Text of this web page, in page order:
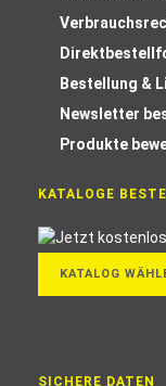
Bestellung &
Newsletter
Produkte
KATALOGE
KATALOG
SICHERE DATEN